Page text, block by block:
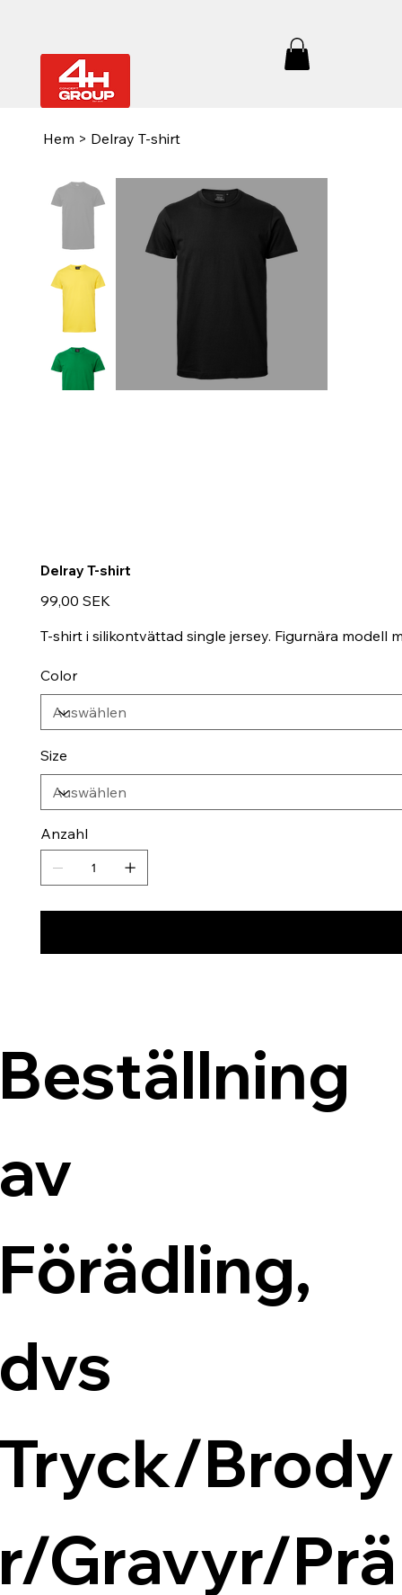
Hem > Delray T-shirt
Delray T-shirt
Preis
99,00 SEK
T-shirt i silikontvättad single jersey. Figurnära modell
Color
Size
Anzahl
Brody
Gravyr/Prä